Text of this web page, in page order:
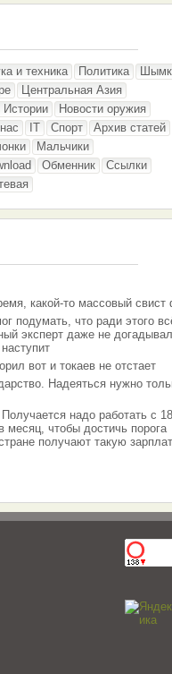
и техника Политика
Центральная Азия
Новости оружия
IT Спорт
Архив статей
Мальчики
Обменник
Ссылки
какой-то массовый свист
подумать, что ради этого
эксперт даже не
вот и токаев не отстает
Надеяться нужно
надо работать с
месяц, чтобы достичь порога
получают такую